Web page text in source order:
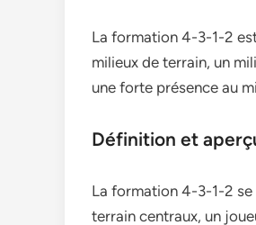
La formation 4-3-1-2
milieux de terrain, un
une forte présence au
Définition et
La formation 4-3-1-2 se
terrain centraux, un